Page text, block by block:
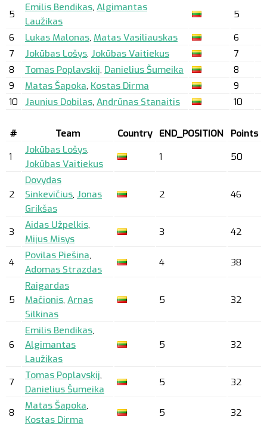
5
Emilis Bendikas, Algimantas
Laužikas
5
6
Lukas Malonas, Matas Vasiliauskas
6
7
Jokūbas Lošys, Jokūbas Vaitiekus
7
8
Tomas Poplavskij, Danielius Šumeika
8
9
Matas Šapoka, Kostas Dirma
9
10
Jaunius Dobilas, Andrūnas Stanaitis 10
# Team Country END_POSITION
Points
1
Jokūbas Lošys,
Jokūbas Vaitiekus
1 50
2
Dovydas
Sinkevičius, Jonas
Grikšas
2 46
3
Aidas Užpelkis,
Mijus Misys
3 42
4
Povilas Piešina,
Adomas Strazdas
4 38
5
Raigardas
Mačionis, Arnas
Silkinas
5 32
6
Emilis Bendikas,
Algimantas
Laužikas
5 32
7
Tomas Poplavskij,
Danielius Šumeika
5 32
8
Matas Šapoka,
Kostas Dirma
5 32